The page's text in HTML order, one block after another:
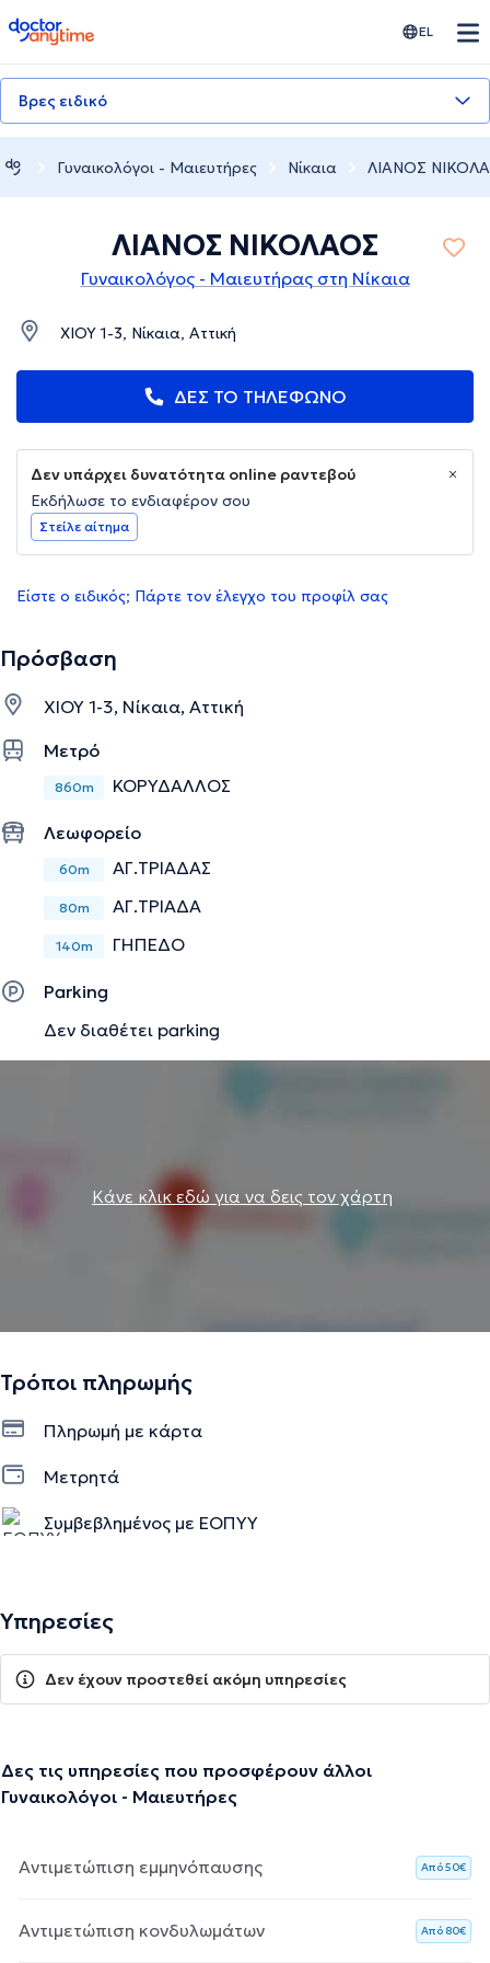
doctoranytime EL
Βρες ειδικό
Γυναικολόγοι - Μαιευτήρες Νίκαια ΛΙΑΝΟΣ
ΛΙΑΝΟΣ ΝΙΚΟΛΑΟΣ
Γυναικολόγος - Μαιευτήρας στη Νίκαια
ΧΙΟΥ 1-3, Νίκαια, Αττική
ΔΕΣ ΤΟ ΤΗΛΕΦΩΝΟ
Δεν υπάρχει δυνατότητα online ραντεβού
Εκδήλωσε το ενδιαφέρον σου
Στείλε αίτημα
Είστε ο ειδικός; Πάρτε τον έλεγχο του προφίλ σας
Πρόσβαση
ΧΙΟΥ 1-3, Νίκαια, Αττική
Μετρό
860m ΚΟΡΥΔΑΛΛΟΣ
Λεωφορείο
60m ΑΓ.ΤΡΙΑΔΑΣ
80m ΑΓ.ΤΡΙΑΔΑ
140m ΓΗΠΕΔΟ
Parking
Δεν διαθέτει parking
Κάνε κλικ εδώ για να δεις τον χάρτη
Τρόποι πληρωμής
Πληρωμή με κάρτα
Μετρητά
Συμβεβλημένος με ΕΟΠΥΥ
Υπηρεσίες
Δεν έχουν προστεθεί ακόμη υπηρεσίες
Δες τις υπηρεσίες που προσφέρουν άλλοι
Γυναικολόγοι - Μαιευτήρες
Αντιμετώπιση εμμηνόπαυσης Aπό 50€
Αντιμετώπιση κονδυλωμάτων Aπό 80€